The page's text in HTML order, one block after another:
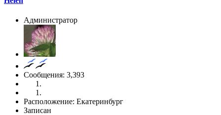
Администратор
Сообщения: 3,393
Расположение: Екатеринбург
Записан